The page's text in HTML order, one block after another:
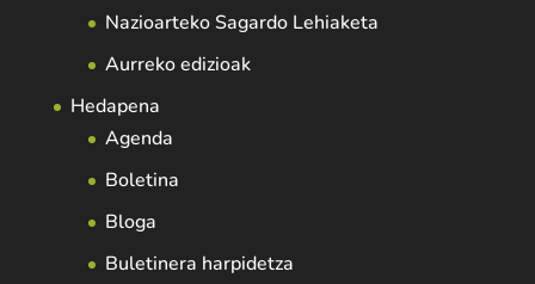
Nazioarteko Sagardo Lehiaketa
Aurreko edizioak
Hedapena
Agenda
Boletina
Bloga
Buletinera harpidetza